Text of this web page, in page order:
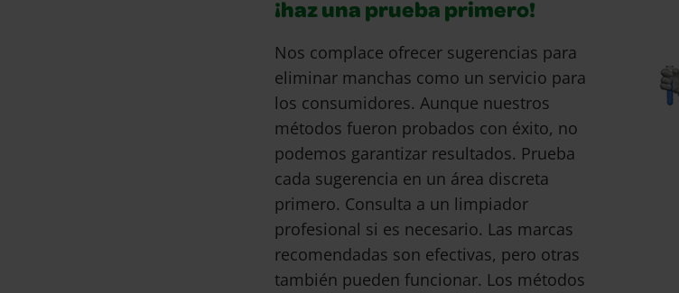
¡haz una prueba primero!
Nos complace ofrecer sugerencias para
eliminar manchas como un servicio para
los consumidores. Aunque nuestros
métodos fueron probados con éxito, no
podemos garantizar resultados. Prueba
cada sugerencia en un área discreta
primero. Consulta a un limpiador
profesional si es necesario. Las marcas
recomendadas son efectivas, pero otras
también pueden funcionar. Los métodos